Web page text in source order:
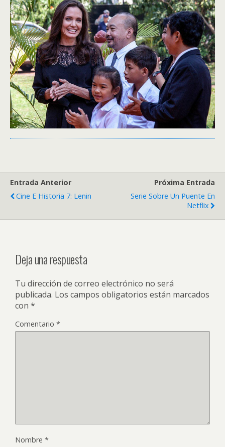
Entrada Anterior
Cine E Historia 7: Lenin
Próxima Entrada
Serie Sobre Un Puente En
Netflix
Deja una respuesta
Tu dirección de correo electrónico no será
publicada. Los campos obligatorios están marcados
con *
Comentario *
Nombre *